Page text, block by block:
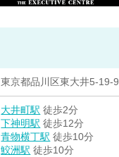
東京都品川区東大井5-19-9
大井町駅 徒歩2分
下神明駅 徒歩12分
青物横丁駅 徒歩10分
鮫洲駅 徒歩10分